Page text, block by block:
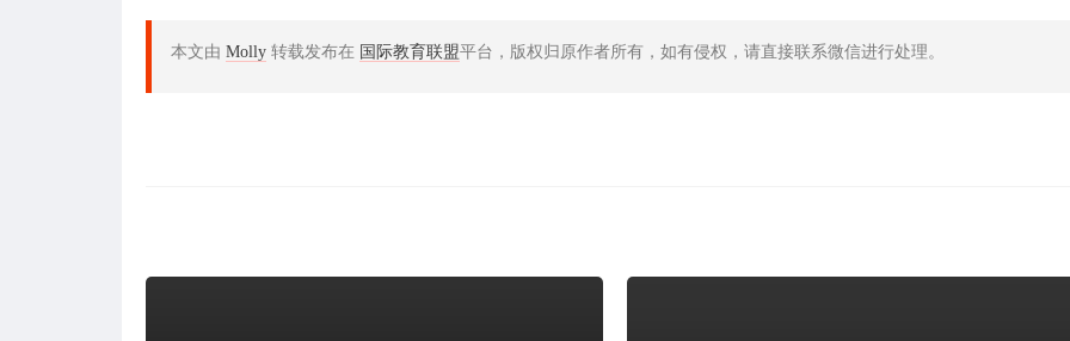
本文由 Molly 转载发布在 国际教育联盟平台，版权归原作者所有，如有侵权，请直接联系微信进行处理。